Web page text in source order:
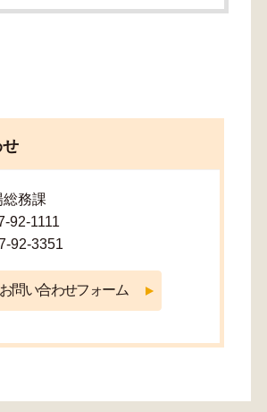
務課
92-1111
92-3351